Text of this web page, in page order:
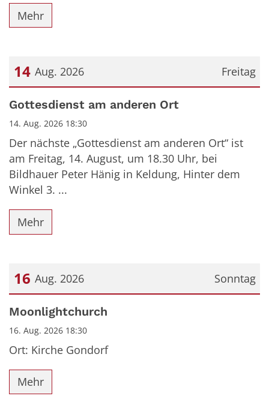
Mehr
Freitag
14 Aug. 2026
Datum: 14. August 2026
Gottesdienst am anderen Ort
14. Aug. 2026 18:30
Der nächste „Gottesdienst am anderen Ort“ ist
am Freitag, 14. August, um 18.30 Uhr, bei
Bildhauer Peter Hänig in Keldung, Hinter dem
Winkel 3. ...
Mehr
Sonntag
16 Aug. 2026
Datum: 16. August 2026
Moonlightchurch
16. Aug. 2026 18:30
Ort: Kirche Gondorf
Mehr